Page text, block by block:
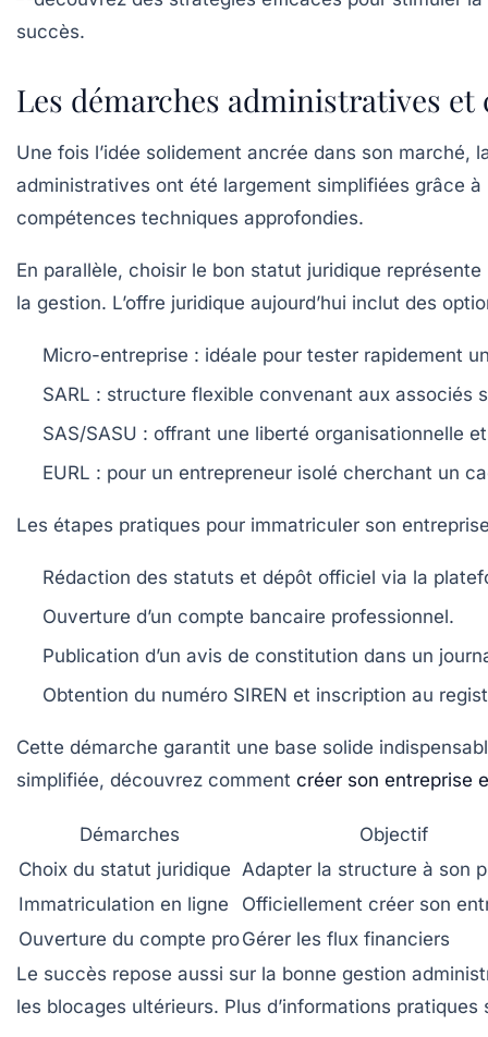
Les démarches administratives
Une fois l’idée solidement ancrée dans son
administratives ont été largement simplifiées grâce
compétences techniques approfondies.
En parallèle, choisir le bon statut juridique
la gestion. L’offre juridique aujourd’hui inclut des
Micro-entreprise : idéale pour tester rapidement
SARL : structure flexible convenant aux associés
SAS/SASU : offrant une liberté organisationnelle
EURL : pour un entrepreneur isolé cherchant un
Les étapes pratiques pour immatriculer son
Rédaction des statuts et dépôt officiel via la
Ouverture d’un compte bancaire professionnel.
Publication d’un avis de constitution dans un
Obtention du numéro SIREN et inscription au
Cette démarche garantit une base solide
simplifiée, découvrez comment créer son entreprise
Démarches
Objectif
Choix du statut juridique Adapter la structure à son
Immatriculation en ligne
Officiellement créer son
Ouverture du compte proGérer les flux financiers
Le succès repose aussi sur la bonne gestion
les blocages ultérieurs. Plus d’informations